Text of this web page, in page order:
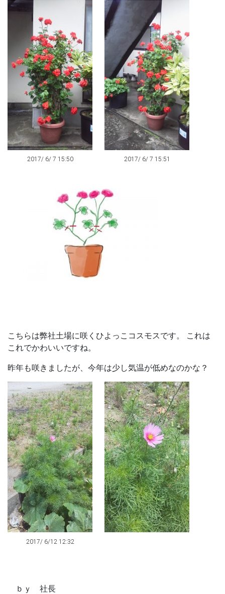
2017/ 6/ 7 15:50 2017/ 6/ 7 15:51
こちらは弊社土場に咲く ひよっこコスモスです。 これは
これでかわいいですね。
昨年も咲きましたが、今年は少し気温が低めなのかな？
2017/ 6/12 12:32
ｂｙ 社長